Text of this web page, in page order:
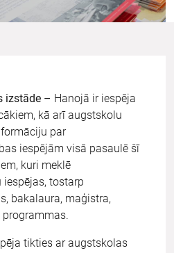
izstāde – Hanojā ir iespēja
kā arī augstskolu
par
iespējām visā pasaulē šī
kuri meklē
tostarp
bakalaura, maģistra,
tikties ar augstskolas